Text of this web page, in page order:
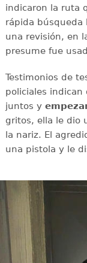
indicaron la ruta
rápida búsqueda
una revisión, en
presume fue
Testimonios de
policiales
juntos y
gritos, ella le dio
la nariz. El
una pistola y le